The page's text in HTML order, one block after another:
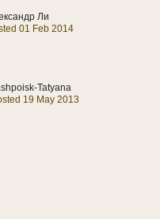
Ли
01 Feb 2014
Tatyana
19 May 2013